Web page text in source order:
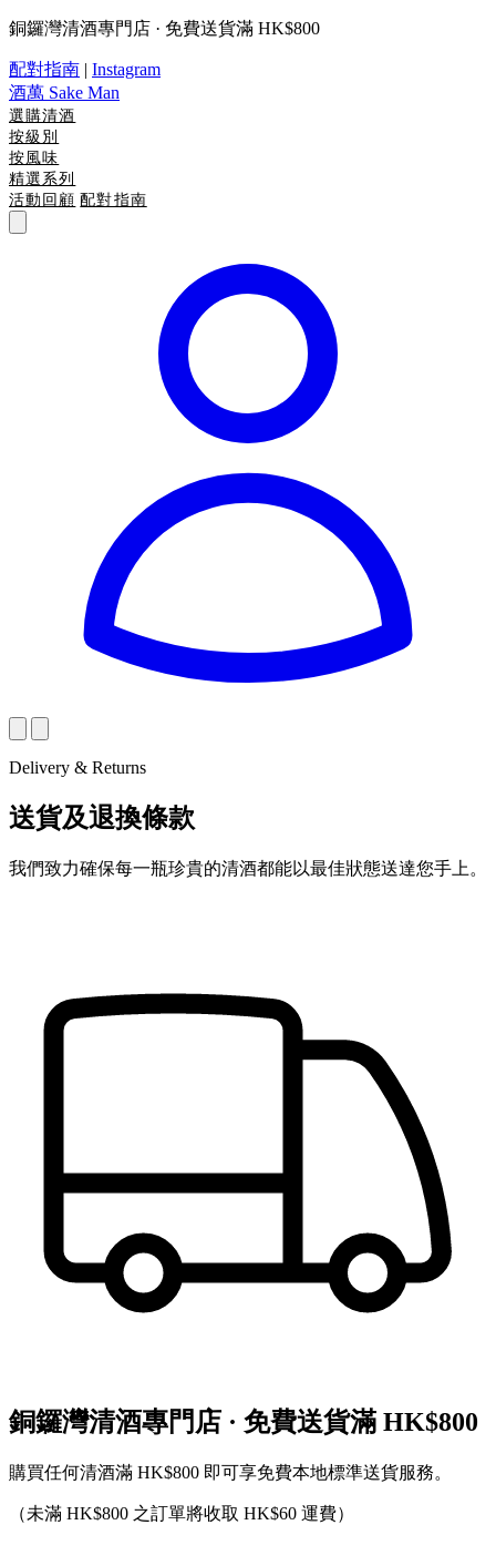
銅鑼灣清酒專門店 · 免費送貨滿 HK$800
配對指南 | Instagram
酒萬 Sake Man
選購清酒
按級別
按風味
精選系列
活動回顧 配對指南
Delivery & Returns
送貨及退換條款
我們致力確保每一瓶珍貴的清酒都能以最佳狀態送達您手上。
銅鑼灣清酒專門店 · 免費送貨滿 HK$800
購買任何清酒滿 HK$800 即可享免費本地標準送貨服務。
（未滿 HK$800 之訂單將收取 HK$60 運費）